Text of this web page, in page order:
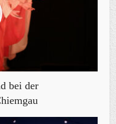
bei der